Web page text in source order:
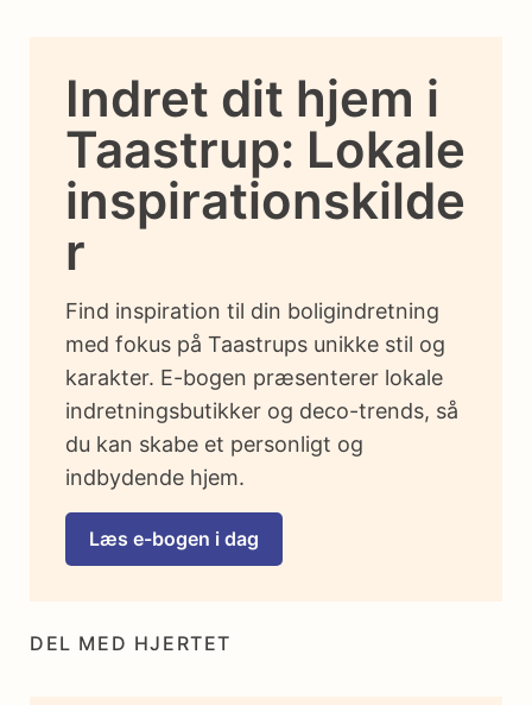
DEL MED HJERTET
Indret dit hjem i
Taastrup: Lokale
inspirationskilde
r
Find inspiration til din boligindretning
med fokus på Taastrups unikke stil og
karakter. E-bogen præsenterer lokale
indretningsbutikker og deco-trends, så
du kan skabe et personligt og
indbydende hjem.
Læs e-bogen i dag